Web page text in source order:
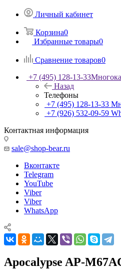
Личный кабинет
Корзина0
Избранные товары0
Сравнение товаров0
+7 (495) 128-13-33
Назад
Телефоны
+7 (495) 128-13-33
+7 (926) 532-09-59
Контактная информация
sale@shop-bear.ru
Вконтакте
Telegram
YouTube
Viber
Viber
WhatsApp
Apocalypse AP-